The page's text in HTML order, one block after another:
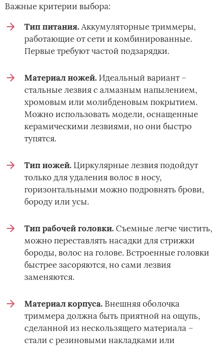
Важные критерии выбора:
Тип питания.Аккумуляторные триммеры,
работающие от сети и комбинированные.
Первые требуют частой подзарядки.
Материал ножей. Идеальный вариант –
стальные лезвия с алмазным напылением,
хромовым или молибденовым покрытием.
Можно использовать модели, оснащенные
керамическими лезвиями, но они быстро
тупятся.
Тип ножей. Циркулярные лезвия подойдут
только для удаления волос в носу,
горизонтальными можно подровнять брови,
бороду или усы.
Тип рабочей головки.Съемные легче чистить,
можно переставлять насадки для стрижки
бороды, волос на голове. Встроенные головки
быстрее засоряются, но сами лезвия
заменяются.
Материал корпуса. Внешняя оболочка
триммера должна быть приятной на ощупь,
сделанной из нескользящего материала –
стали с резиновыми накладками или